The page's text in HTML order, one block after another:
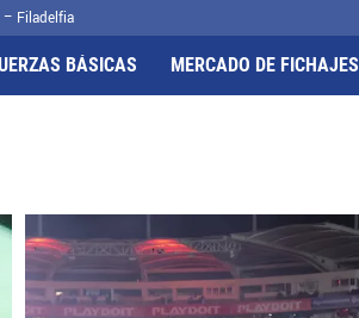
– Filadelfia
BÁSICAS MERCADO DE FICHAJES